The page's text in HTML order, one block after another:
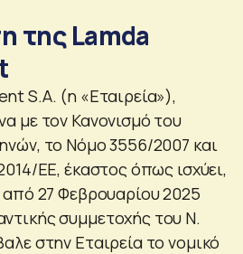
της Lamda
S.A. (η «Εταιρεία»),
με τον Κανονισμό του
το Νόμο 3556/2007 και
ΕΕ, έκαστος όπως ισχύει,
27 Φεβρουαρίου 2025
συμμετοχής του Ν.
στην Εταιρεία το νομικό